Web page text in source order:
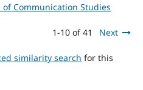
Communication Studies
1-10 of 41 Next
similarity search for this